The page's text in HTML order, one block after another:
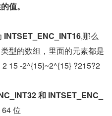
值。
INTSET_ENC_INT16,那么
型的数组，里面的元素都是
15 -2^{15}~2^{15} ?215?2
和 INTSET_ENC_
64 位